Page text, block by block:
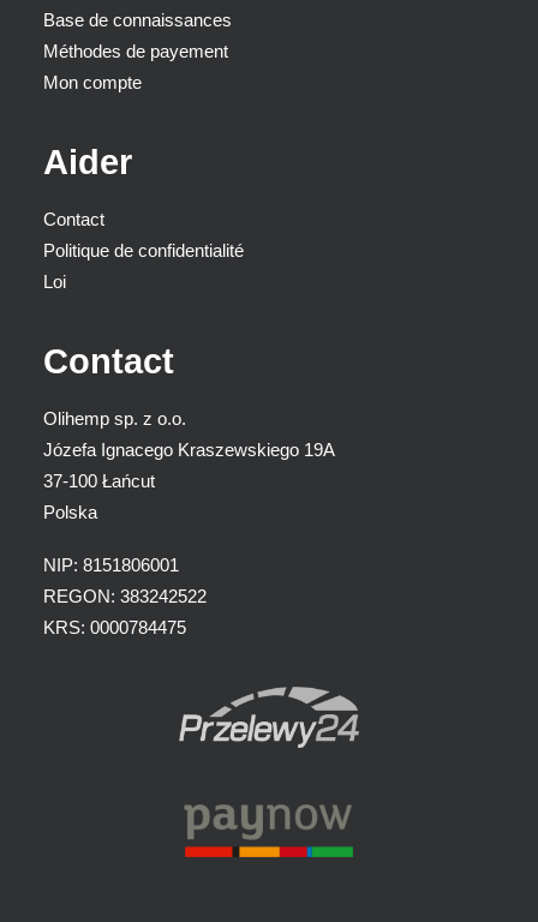
Base de connaissances
Méthodes de payement
Mon compte
Aider
Contact
Politique de confidentialité
Loi
Contact
Olihemp sp. z o.o.
Józefa Ignacego Kraszewskiego 19A
37-100 Łańcut
Polska
NIP: 8151806001
REGON: 383242522
KRS: 0000784475